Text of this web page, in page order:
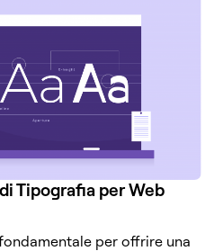
Tipografia per Web
per offrire una